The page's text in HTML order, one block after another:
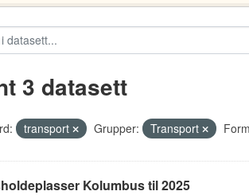
3 datasett
transport Grupper: Transport
Kolumbus til 2025